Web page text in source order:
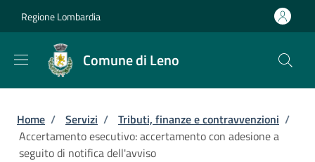
Regione Lombardia
Comune di Leno
Briciole di pane
Home / Servizi / Tributi, finanze e contravvenzioni /
Accertamento esecutivo: accertamento con adesione a
seguito di notifica dell'avviso